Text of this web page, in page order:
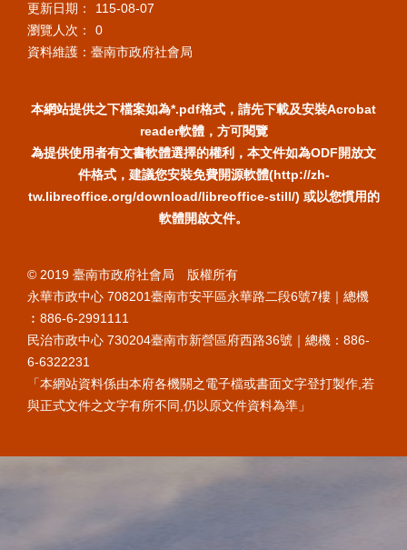
更新日期：
115-08-07
瀏覽人次：
0
資料維護：臺南市政府社會局
本網站提供之下檔案如為*.pdf格式，請先下載及安裝Acrobat
reader軟體，方可閱覽
為提供使用者有文書軟體選擇的權利，本文件如為ODF開放文
件格式，建議您安裝免費開源軟體(http://zh-
tw.libreoffice.org/download/libreoffice-still/) 或以您慣用的
軟體開啟文件。
© 2019 臺南市政府社會局 版權所有
永華市政中心 708201臺南市安平區永華路二段6號7樓｜總機
︰886-6-2991111
民治市政中心 730204臺南市新營區府西路36號｜總機：886-
6-6322231
「本網站資料係由本府各機關之電子檔或書面文字登打製作,若
與正式文件之文字有所不同,仍以原文件資料為準」